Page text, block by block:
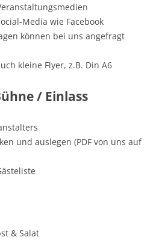
Media wie Facebook
können bei uns angefragt
kleine Flyer, z.B. Din A6
/ Einlass
und auslegen (PDF von uns auf
& Salat